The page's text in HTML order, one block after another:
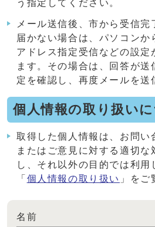
う指定してください。
メール送信後、市から受信完
届かない場合は、パソコンか
アドレス指定受信などの設定
ます。その場合は、回答が送
定を確認し、再度メールを送
個人情報の取り扱い
取得した個人情報は、お問い
またはご意見に対する適切な
し、それ以外の目的では利用
「 個人情報の取り扱い 」をご
名前